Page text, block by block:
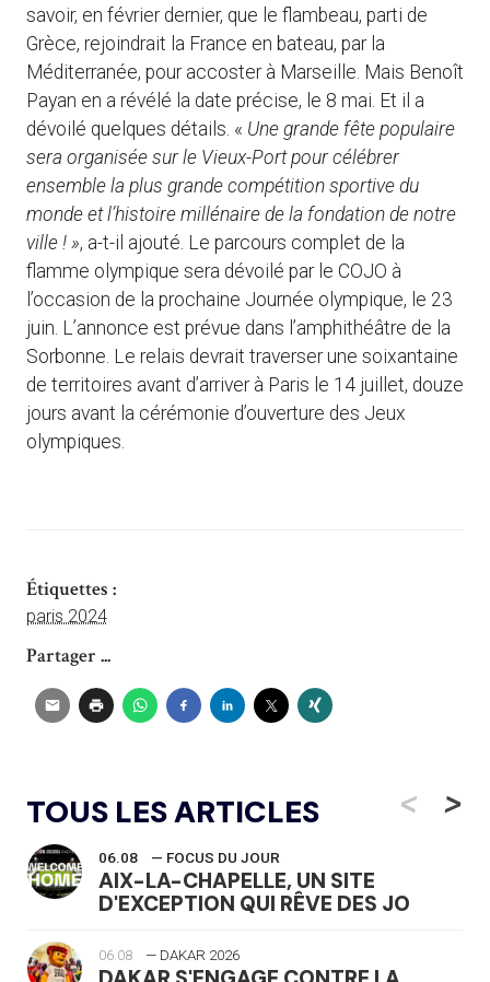
savoir, en février dernier, que le flambeau, parti de
Grèce, rejoindrait la France en bateau, par la
Méditerranée, pour accoster à Marseille. Mais Benoît
Payan en a révélé la date précise, le 8 mai. Et il a
dévoilé quelques détails. « Une grande fête populaire
sera organisée sur le Vieux-Port pour célébrer
ensemble la plus grande compétition sportive du
monde et l’histoire millénaire de la fondation de notre
ville ! », a-t-il ajouté. Le parcours complet de la
flamme olympique sera dévoilé par le COJO à
l’occasion de la prochaine Journée olympique, le 23
juin. L’annonce est prévue dans l’amphithéâtre de la
Sorbonne. Le relais devrait traverser une soixantaine
de territoires avant d’arriver à Paris le 14 juillet, douze
jours avant la cérémonie d’ouverture des Jeux
olympiques.
Étiquettes :
paris 2024
Partager ...
TOUS LES ARTICLES <
06.08 — FOCUS DU JOUR
AIX-LA-CHAPELLE, UN SITE
D'EXCEPTION QUI RÊVE DES JO
06.08 — DAKAR 2026
>